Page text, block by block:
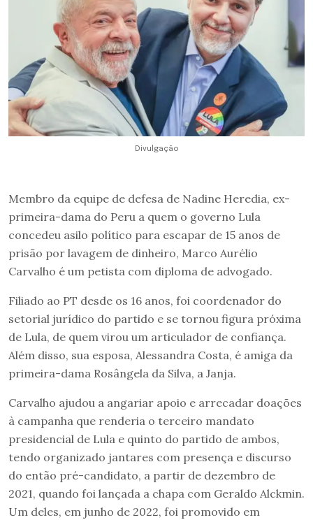
Divulgação
Membro da equipe de defesa de Nadine Heredia, ex-
primeira-dama do Peru a quem o governo Lula
concedeu asilo político para escapar de 15 anos de
prisão por lavagem de dinheiro, Marco Aurélio
Carvalho é um petista com diploma de advogado.
Filiado ao PT desde os 16 anos, foi coordenador do
setorial jurídico do partido e se tornou figura próxima
de Lula, de quem virou um articulador de confiança.
Além disso, sua esposa, Alessandra Costa, é amiga da
primeira-dama Rosângela da Silva, a Janja.
Carvalho ajudou a angariar apoio e arrecadar doações
à campanha que renderia o terceiro mandato
presidencial de Lula e quinto do partido de ambos,
tendo organizado jantares com presença e discurso
do então pré-candidato, a partir de dezembro de
2021, quando foi lançada a chapa com Geraldo Alckmin.
Um deles, em junho de 2022, foi promovido em